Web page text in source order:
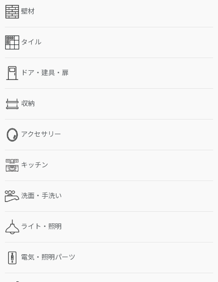
壁材
タイル
ドア・建具・扉
収納
アクセサリー
キッチン
洗面・手洗い
ライト・照明
電気・照明パーツ